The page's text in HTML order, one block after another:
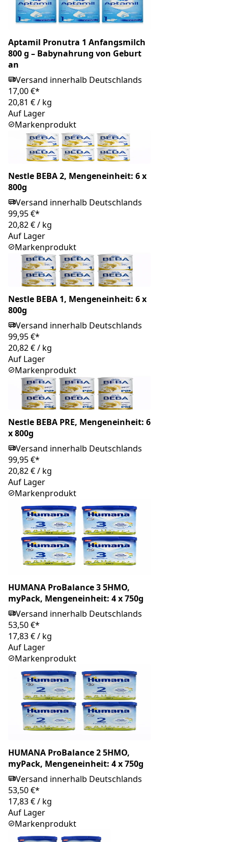
Aptamil Pronutra 1 Anfangsmilch
800 g – Babynahrung von Geburt
an
Versand innerhalb Deutschlands
17,00 €*
20,81 €/ kg
Auf Lager
Markenprodukt
Nestle BEBA 2, Mengeneinheit: 6 x
800g
Versand innerhalb Deutschlands
99,95 €*
20,82 €/ kg
Auf Lager
Markenprodukt
Nestle BEBA 1, Mengeneinheit: 6 x
800g
Versand innerhalb Deutschlands
99,95 €*
20,82 €/ kg
Auf Lager
Markenprodukt
Nestle BEBA PRE, Mengeneinheit: 6
x 800g
Versand innerhalb Deutschlands
99,95 €*
20,82 €/ kg
Auf Lager
Markenprodukt
HUMANA ProBalance 3 5HMO,
myPack, Mengeneinheit: 4 x 750g
Versand innerhalb Deutschlands
53,50 €*
17,83 €/ kg
Auf Lager
Markenprodukt
HUMANA ProBalance 2 5HMO,
myPack, Mengeneinheit: 4 x 750g
Versand innerhalb Deutschlands
53,50 €*
17,83 €/ kg
Auf Lager
Markenprodukt